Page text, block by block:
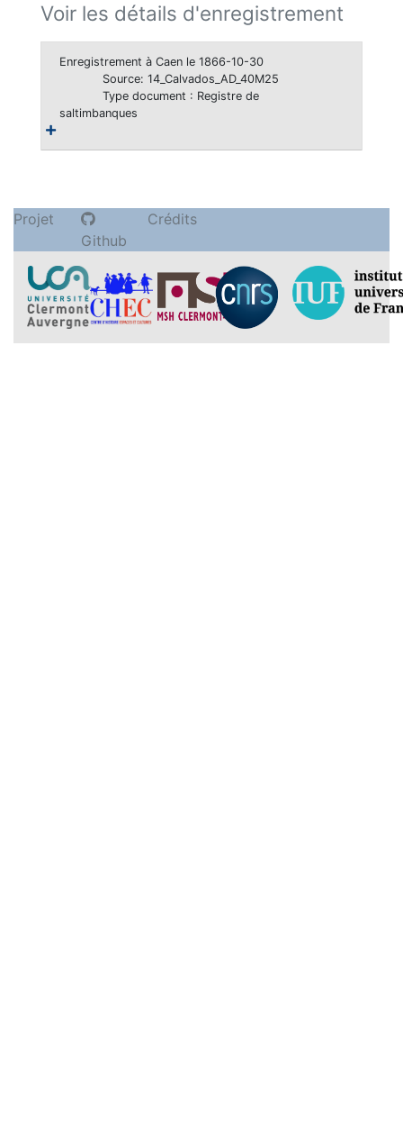
Voir les détails d'enregistrement
Enregistrement à Caen le 1866-10-30
Source: 14_Calvados_AD_40M25
Type document : Registre de
saltimbanques
Projet
Github
Crédits